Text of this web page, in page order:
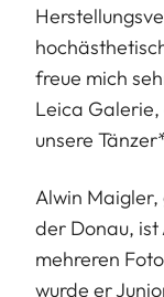
freue mich
Leica
unsere
Alwin Maigler,
der Donau,
mehreren
wurde er